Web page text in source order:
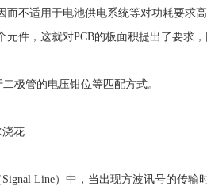
而不适用于电池供电系统等对功耗要求
件，这就对PCB的板面积提出了要求
极管的电压钳位等匹配方式。
浇花
Line）中，当出现方波讯号的传输